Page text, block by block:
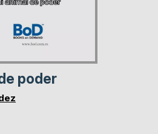
poder